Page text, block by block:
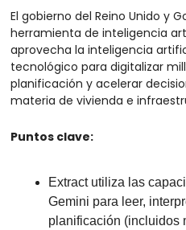
El gobierno del Reino Unido y
herramienta de inteligencia
aprovecha la inteligencia
tecnológico para digitalizar
planificación y acelerar
materia de vivienda e
Puntos clave:
Extract utiliza las
Gemini para leer,
planificación (incluidos